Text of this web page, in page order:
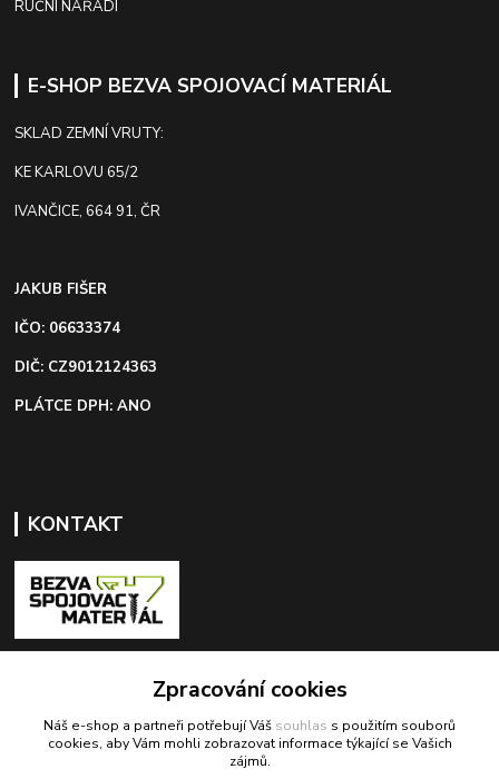
RUČNÍ NÁŘADÍ
E-SHOP BEZVA SPOJOVACÍ MATERIÁL
SKLAD ZEMNÍ VRUTY:
KE KARLOVU 65/2
IVANČICE, 664 91, ČR
JAKUB FIŠER
IČO: 06633374
DIČ: CZ9012124363
PLÁTCE DPH: ANO
KONTAKT
+420 603 418 822
odbyt@bezva-spojovacimaterial.cz
Zpracování cookies
Náš e-shop a partneři potřebují Váš souhlas s použitím souborů
cookies, aby Vám mohli zobrazovat informace týkající se Vašich
zájmů.